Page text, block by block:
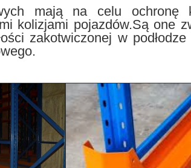
mają na celu ochronę
kolizjami pojazdów.Są one
zakotwiczonej w